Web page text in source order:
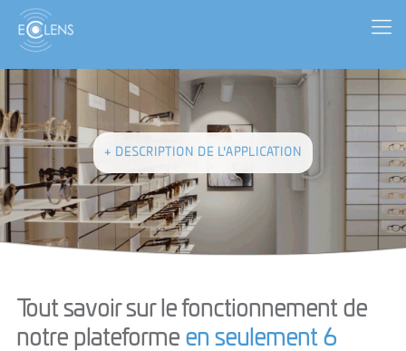
+ DESCRIPTION DE L'APPLICATION
Tout savoir sur le fonctionnement de
notre plateforme en seulement 6